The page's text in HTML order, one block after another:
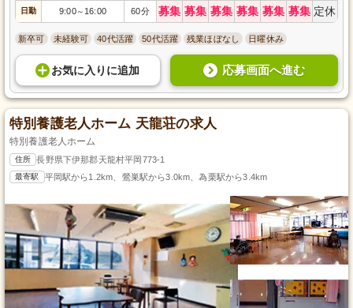
日勤 9:00～ 16:00 60分 募集 募集 募集 募集 募集 募集 定休
新卒可 未経験可 40代活躍 50代活躍 残業ほぼなし 日曜休み
お気に入り に追加 応募画面へ進む
特別養護老人ホーム 天龍荘の求人
特別養護老人ホーム
住所 長野県下伊那郡天龍村平岡773-1
最寄駅 平岡駅から1.2km、鶯巣駅から3.0km、為栗駅から3.4km